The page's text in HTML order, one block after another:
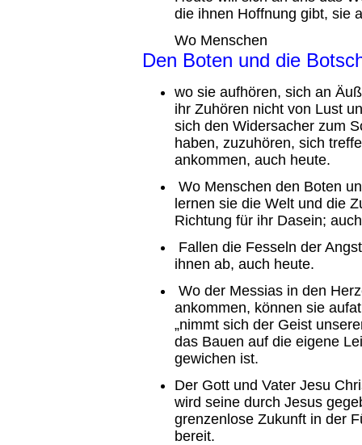
die ihnen Hoffnung gibt, sie
Wo Menschen
Den Boten und die
wo sie aufhören, sich an
ihr Zuhören nicht von Lust
sich den Widersacher zum
haben, zuzuhören, sich
ankommen, auch heute.
Wo Menschen den Boten
lernen sie die Welt und die
Richtung für ihr Dasein;
Fallen die Fesseln der
ihnen ab, auch heute.
Wo der Messias in den
ankommen, können sie
„nimmt sich der Geist
das Bauen auf die eigene
gewichen ist.
Der Gott und Vater Jesu
wird seine durch Jesus
grenzenlose Zukunft in der
bereit.